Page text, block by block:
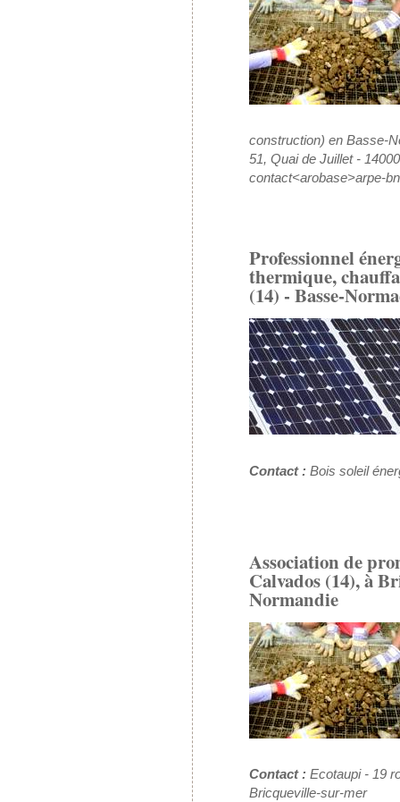
construction) en Basse-
51, Quai de Juillet -
contact<arobase>arpe-
Professionnel
thermique,
(14) - Basse-
Contact : Bois soleil
Association de
Calvados (14), à
Normandie
Contact : Ecotaupi - 19
Bricqueville-sur-mer